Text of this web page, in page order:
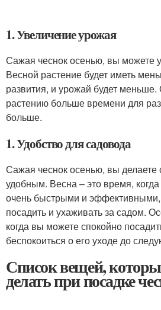
1. Увеличение урожая
Сажая чеснок осенью, вы можете
Весной растение будет иметь
развития, и урожай будет
растению больше времени для
больше.
1. Удобство для садовода
Сажая чеснок осенью, вы делаете
удобным. Весна – это время,
очень быстрыми и эффективными,
посадить и ухаживать за садом.
когда вы можете спокойно
беспокоиться о его уходе до
Список вещей,
делать при посадке